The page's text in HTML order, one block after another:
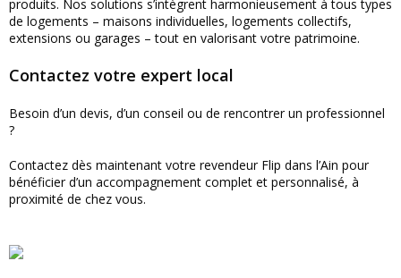
produits. Nos solutions s’intègrent harmonieusement à tous types
de logements – maisons individuelles, logements collectifs,
extensions ou garages – tout en valorisant votre patrimoine.
Contactez votre expert local
Besoin d’un devis, d’un conseil ou de rencontrer un professionnel
?
Contactez dès maintenant votre revendeur Flip dans l’Ain pour
bénéficier d’un accompagnement complet et personnalisé, à
proximité de chez vous.